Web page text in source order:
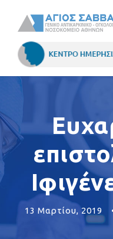
13 Μαρτίου, 2019